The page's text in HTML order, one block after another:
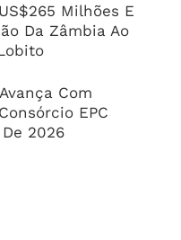
Milhões E
Da Zâmbia Ao
Com
EPC
2026